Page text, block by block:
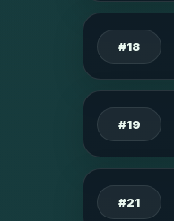
#18
#19
#21